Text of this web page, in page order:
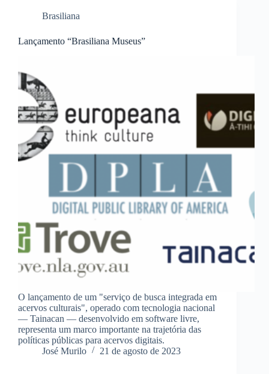
Brasiliana
Lançamento “Brasiliana Museus”
O lançamento de um "serviço de busca integrada em
acervos culturais", operado com tecnologia nacional
— Tainacan — desenvolvido em software livre,
representa um marco importante na trajetória das
políticas públicas para acervos digitais.
José Murilo
21 de agosto de 2023